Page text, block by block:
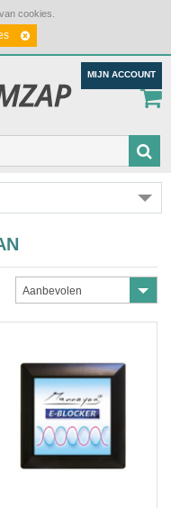
cookies.
MIJN ACCOUNT
Aanbevolen